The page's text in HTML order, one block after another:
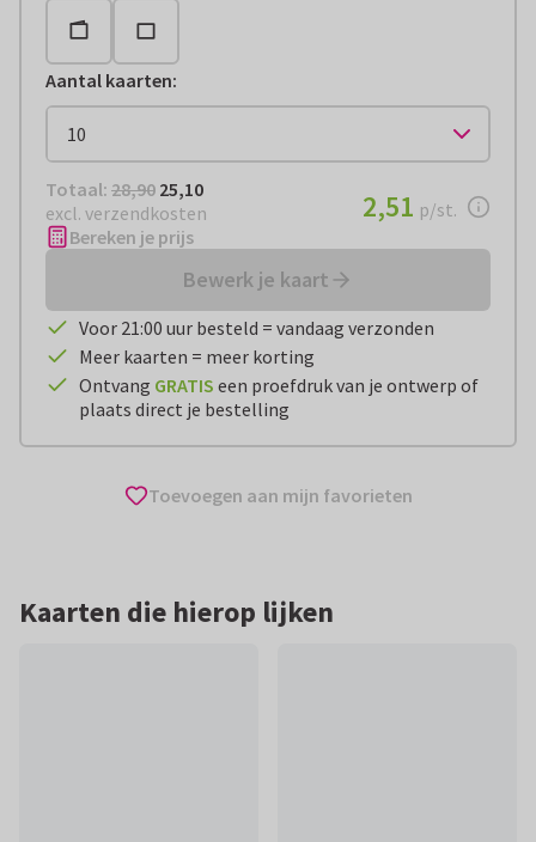
Aantal kaarten:
Totaal: € 25,10
Totaal: 28,90 25,10
excl. verzendkosten
€ 2,51 per stuk
2,51 p/st.
Bereken je prijs
Bewerk je kaart
Voor 21:00 uur besteld = vandaag verzonden
Meer kaarten = meer korting
Ontvang GRATIS een proefdruk van je ontwerp of
plaats direct je bestelling
Toevoegen aan mijn favorieten
Kaarten die hierop lijken